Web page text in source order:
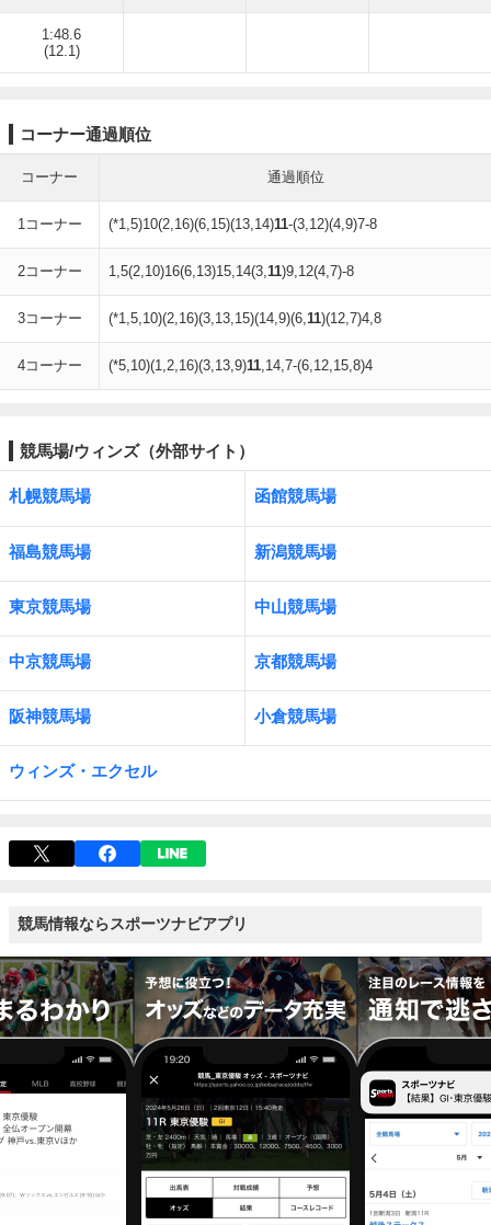
1:48.6
(12.1)
コーナー通過順位
コーナー 通過順位
1コーナー (*1,5)10(2,16)(6,15)(13,14)11-(3,12)(4,9)7-8
2コーナー 1,5(2,10)16(6,13)15,14(3,11)9,12(4,7)-8
3コーナー (*1,5,10)(2,16)(3,13,15)(14,9)(6,11)(12,7)4,8
4コーナー (*5,10)(1,2,16)(3,13,9)11,14,7-(6,12,15,8)4
競馬場/ウィンズ（外部サイト）
札幌競馬場 函館競馬場
福島競馬場 新潟競馬場
東京競馬場 中山競馬場
中京競馬場 京都競馬場
阪神競馬場 小倉競馬場
ウィンズ・エクセル
競馬情報ならスポーツナビアプリ